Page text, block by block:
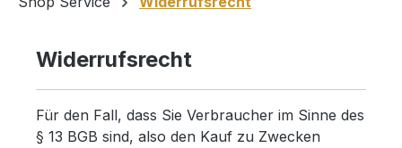
Widerrufsrecht
Für den Fall, dass Sie Verbraucher im Sinne des
§ 13 BGB sind, also den Kauf zu Zwecken